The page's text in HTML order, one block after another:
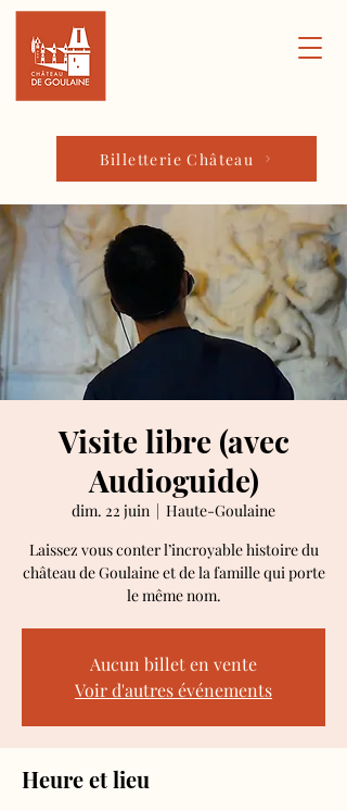
Billetterie Château
Visite libre (avec
Audioguide)
dim. 22 juin
  |
Haute-Goulaine
Laissez vous conter l’incroyable histoire du
château de Goulaine et de la famille qui porte
le même nom.
Aucun billet en vente
Voir d'autres événements
Heure et lieu